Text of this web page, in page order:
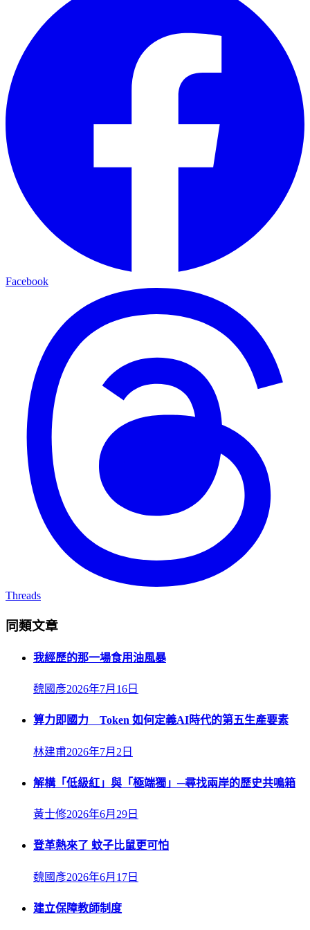
Facebook
Threads
同類文章
我經歷的那一場食用油風暴
魏國彥2026年7月16日
算力即國力 Token 如何定義AI時代的第五生產要素
林建甫2026年7月2日
解構「低級紅」與「極端獨」─尋找兩岸的歷史共鳴箱
黃士修2026年6月29日
登革熱來了 蚊子比鼠更可怕
魏國彥2026年6月17日
建立保障教師制度